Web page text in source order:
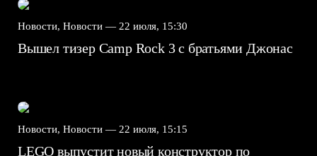
Новости, Новости — 22 июля, 15:30
Вышел тизер Camp Rock 3 с братьями Джонас
Новости, Новости — 22 июля, 15:15
LEGO выпустит новый конструктор по